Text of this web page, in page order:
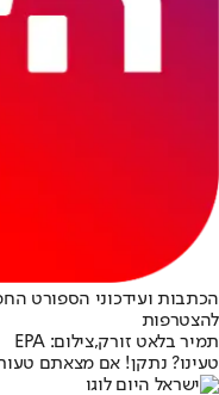
הכתבות ועידכוני הספורט
להצטרפות
תמיר בלאט זורק,צילום: EPA
טעינו? נתקן! אם מצאתם